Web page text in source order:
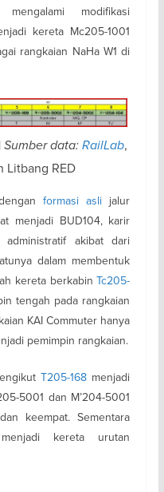
modifikasi
kereta Mc205-1001
rangkaian NaHa W1 di
Sumber data:RailLab,
Litbang RED
formasi asli jalur
menjadi BUD104, karir
akibat dari
dalam membentuk
kereta berkabinTc205-
tengah pada rangkaian
KAI Commuter hanya
pemimpin rangkaian.
T205-168 menjadi
5001 dan M’204-5001
keempat. Sementara
kereta urutan